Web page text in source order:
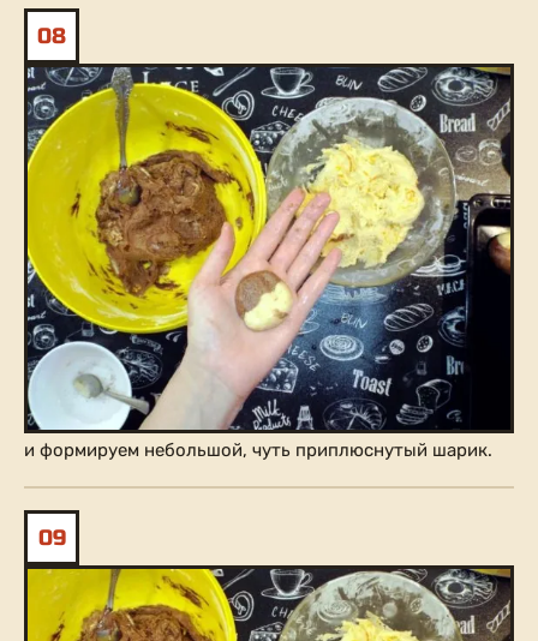
08
и формируем небольшой, чуть приплюснутый шарик.
09